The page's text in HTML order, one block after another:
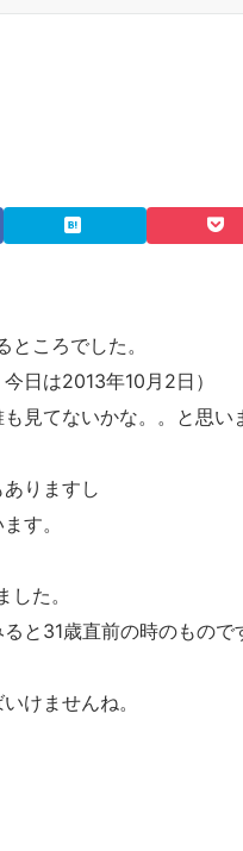
ころでした。
日は2013年10月2日）
見てないかな。。と思い
りますし
す。
た。
と31歳直前の時のもの
けませんね。